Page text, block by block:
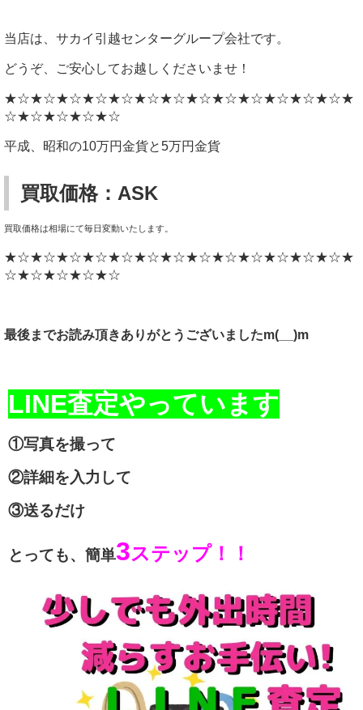
当店は、サカイ引越センターグループ会社です。
どうぞ、ご安心してお越しくださいませ！
★☆★☆★☆★☆★☆★☆★☆★☆★☆★☆★☆★☆★☆★
☆★☆★☆★☆★☆
平成、昭和の10万円金貨と5万円金貨
買取価格：ASK
買取価格は相場にて毎日変動いたします。
★☆★☆★☆★☆★☆★☆★☆★☆★☆★☆★☆★☆★☆★
☆★☆★☆★☆★☆
最後までお読み頂きありがとうございましたm(__)m
LINE査定やっています
①写真を撮って
②詳細を入力して
③送るだけ
とっても、簡単3ステップ！！